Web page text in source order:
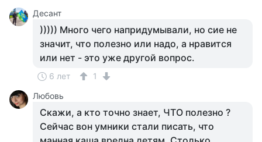
Десант
))))) Много чего напридумывали, но сие не
значит, что полезно или надо, а нравится
или нет - это уже другой вопрос.
6 лет
1
Любовь
Скажи, а кто точно знает, ЧТО полезно ?
Сейчас вон умники стали писать, что